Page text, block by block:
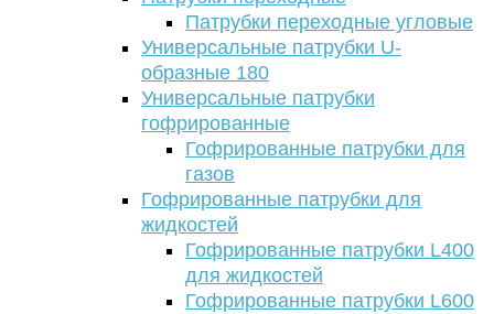
Патрубки переходные угловые
Универсальные патрубки U-
образные 180
Универсальные патрубки
гофрированные
Гофрированные патрубки для
газов
Гофрированные патрубки для
жидкостей
Гофрированные патрубки L400
для жидкостей
Гофрированные патрубки L600